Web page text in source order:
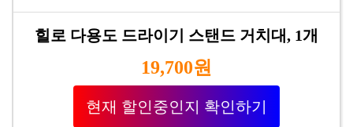
힐로 다용도 드라이기 스탠드 거치대, 1개
19,700원
현재 할인중인지 확인하기